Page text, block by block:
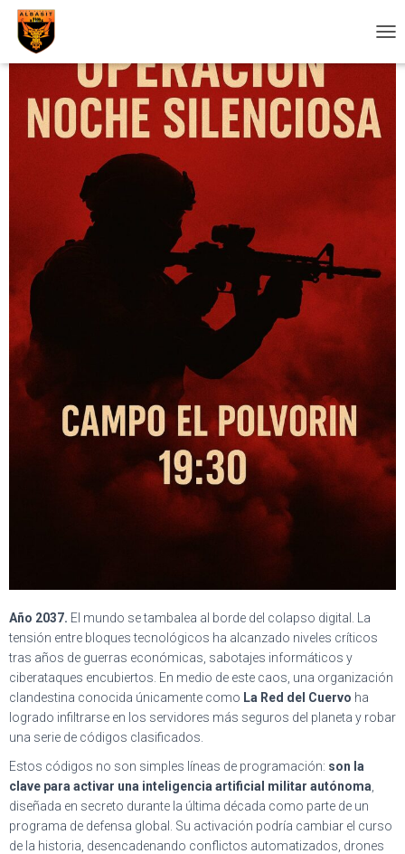
A
A
Año 2037. El mundo se tambalea al borde del colapso digital. La
tensión entre bloques tecnológicos ha alcanzado niveles críticos
tras años de guerras económicas, sabotajes informáticos y
ciberataques encubiertos. En medio de este caos, una organización
clandestina conocida únicamente como La Red del Cuervo ha
logrado infiltrarse en los servidores más seguros del planeta y robar
una serie de códigos clasificados.
Estos códigos no son simples líneas de programación: son la
clave para activar una inteligencia artificial militar autónoma
diseñada en secreto durante la última década como parte de un
programa de defensa global. Su activación podría cambiar el curso
de la historia, desencadenando conflictos automatizados, drones